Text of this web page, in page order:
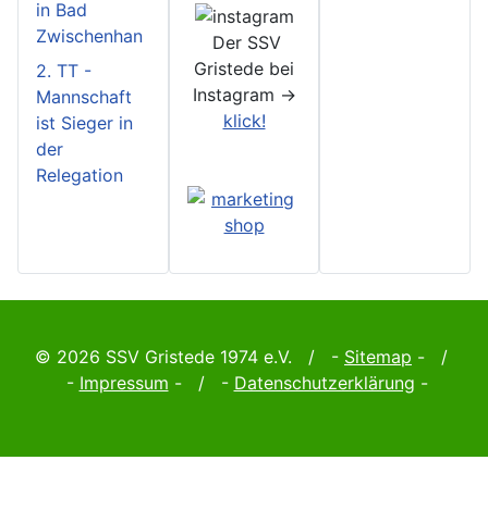
in Bad
Zwischenhan
2. TT -
Mannschaft
ist Sieger in
der
Relegation
Der SSV
Gristede bei
Instagram ->
klick!
© 2026 SSV Gristede 1974 e.V. / - Sitemap - /
- Impressum - / - Datenschutzerklärung -